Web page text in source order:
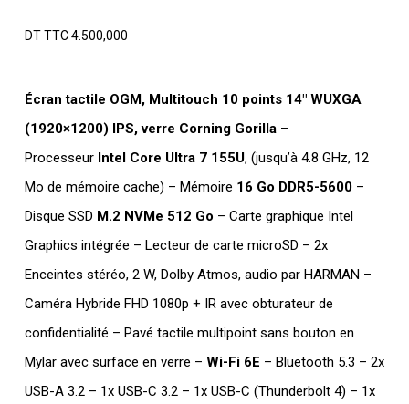
DT TTC4.500,000
Écran tactile OGM, Multitouch 10 points 14″ WUXGA
(1920×1200) IPS, verre Corning Gorilla –
Processeur Intel Core Ultra 7 155U, (jusqu’à 4.8 GHz, 12
Mo de mémoire cache) – Mémoire 16 Go DDR5-5600 –
Disque SSD M.2 NVMe 512 Go – Carte graphique Intel
Graphics intégrée – Lecteur de carte microSD – 2x
Enceintes stéréo, 2 W, Dolby Atmos, audio par HARMAN –
Caméra Hybride FHD 1080p + IR avec obturateur de
confidentialité – Pavé tactile multipoint sans bouton en
Mylar avec surface en verre – Wi-Fi 6E – Bluetooth 5.3 – 2x
USB-A 3.2 – 1x USB-C 3.2 – 1x USB-C (Thunderbolt 4) – 1x